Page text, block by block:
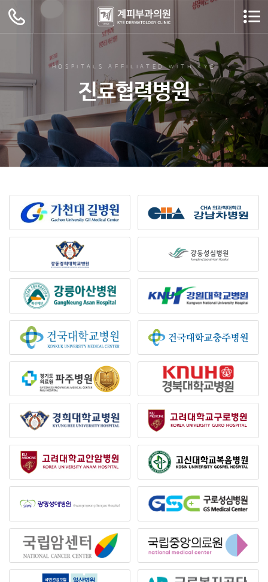
HOSPITALS AFFILIATED WITH KYE
진료협력병원